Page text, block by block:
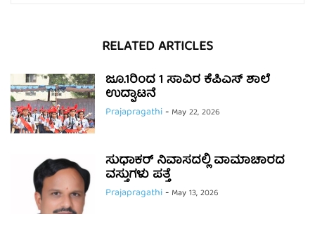
RELATED ARTICLES
ಜೂ.1ರಿಂದ 1 ಸಾವಿರ ಕೆಪಿಎಸ್ ಶಾಲೆ
ಉದ್ಘಾಟನೆ
Prajapragathi- May 22, 2026
ಸುಧಾಕರ್ ನಿವಾಸದಲ್ಲಿ ವಾಮಾಚಾರದ
ವಸ್ತುಗಳು ಪತ್ತೆ
Prajapragathi- May 13, 2026